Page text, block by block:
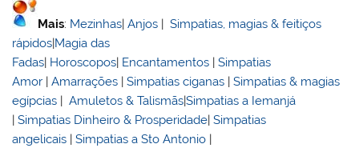
Mais: Mezinhas|Anjos |Simpatias, magias & feitiços
rápidos|Magia das
Fadas| Horoscopos| Encantamentos |Simpatias
Amor |Amarrações |Simpatias ciganas |Simpatias & magias
egípcias |Amuletos & Talismãs|Simpatias a Iemanjá
|Simpatias Dinheiro & Prosperidade|Simpatias
angelicais |Simpatias a Sto Antonio |